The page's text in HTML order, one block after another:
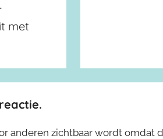
met
anderen zichtbaar wordt omdat